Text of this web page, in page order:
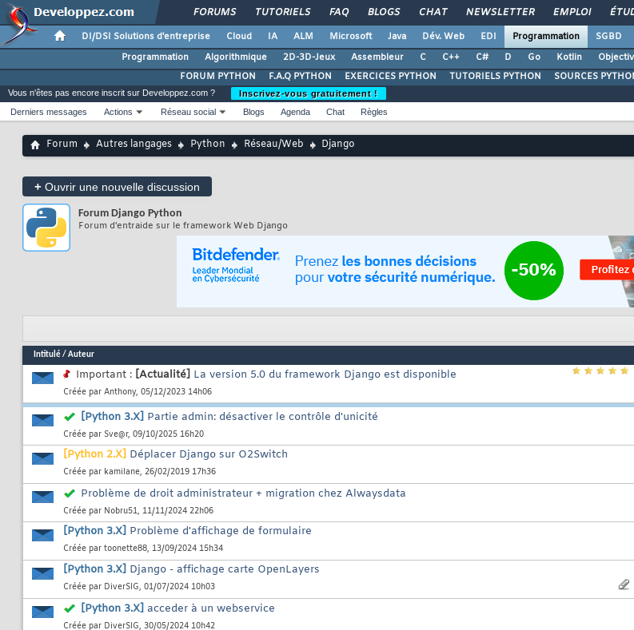
FORUMS TUTORIELS FAQ BLOGS CHAT NEWSLETTER EMPLOI
DI/DSI Solutions d'entreprise Cloud IA ALM Microsoft Java Dév. Web EDI Programmation SGBD
Programmation
Algorithmique 2D-3D-Jeux Assembleur C C++ C# D Go Kotlin
FORUM PYTHON
F.A.Q PYTHON EXERCICES PYTHON TUTORIELS PYTHON SOURCES
Vous n'êtes pas encore inscrit sur Developpez.com ?
Inscrivez-vous gratuitement !
Derniers messages
Actions Réseau social Blogs Agenda Chat Règles
Forum Autres langages Python Réseau/Web Django
+ Ouvrir une nouvelle discussion
Forum Django Python
Forum d'entraide sur le framework Web Django
Intitulé/ Auteur
Important : [Actualité] La version 5.0 du framework Django est disponible
Créée par Anthony, 05/12/2023 14h06
[Python 3.X] Partie admin: désactiver le contrôle d'unicité
Créée par Sve@r, 09/10/2025 16h20
[Python 2.X] Déplacer Django sur O2Switch
Créée par kamilane, 26/02/2019 17h36
Problème de droit administrateur + migration chez Alwaysdata
Créée par Nobru51, 11/11/2024 22h06
[Python 3.X] Problème d'affichage de formulaire
Créée par toonette88, 13/09/2024 15h34
[Python 3.X] Django - affichage carte OpenLayers
Créée par DiverSIG, 01/07/2024 10h03
[Python 3.X] acceder à un webservice
Créée par DiverSIG, 30/05/2024 10h42